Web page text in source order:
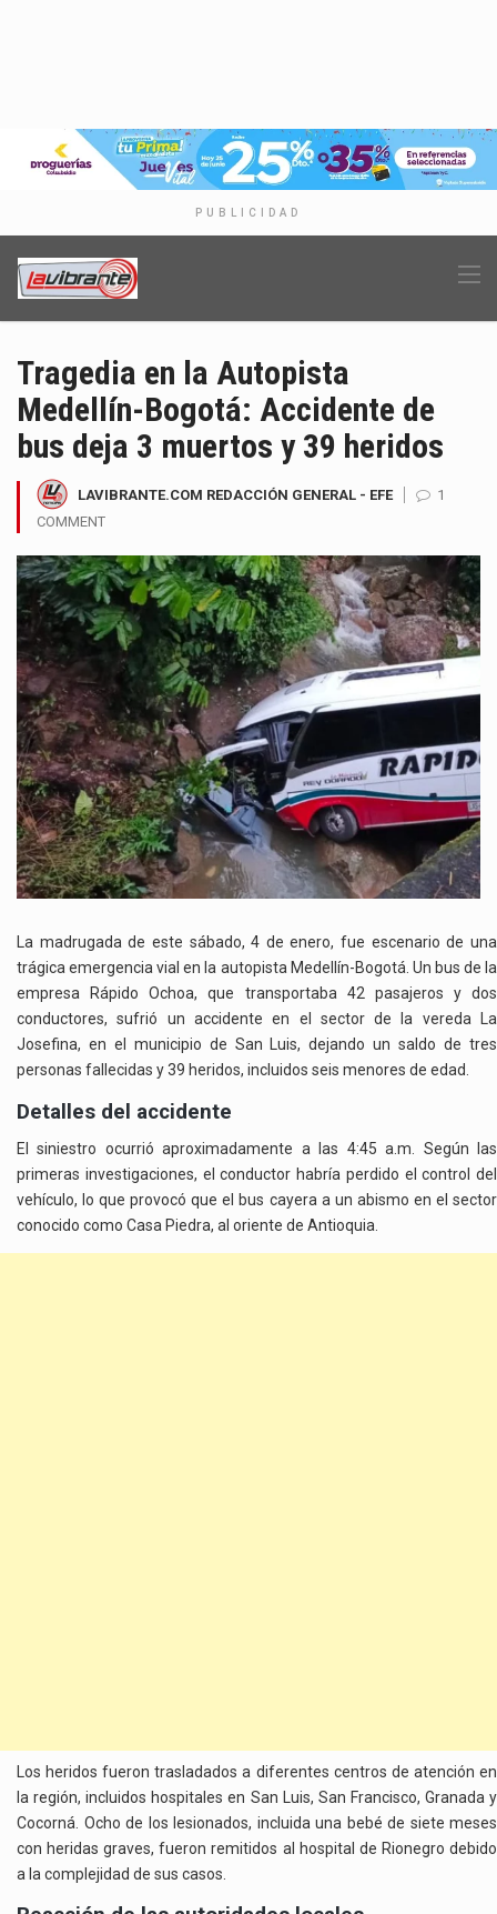
PUBLICIDAD
Tragedia en la Autopista
Medellín-Bogotá: Accidente de
bus deja 3 muertos y 39 heridos
LAVIBRANTE.COM REDACCIÓN GENERAL - EFE
1
COMMENT
La madrugada de este sábado, 4 de enero, fue escenario de una
trágica emergencia vial en la autopista Medellín-Bogotá. Un bus de la
empresa Rápido Ochoa, que transportaba 42 pasajeros y dos
conductores, sufrió un accidente en el sector de la vereda La
Josefina, en el municipio de San Luis, dejando un saldo de tres
personas fallecidas y 39 heridos, incluidos seis menores de edad.
Detalles del accidente
El siniestro ocurrió aproximadamente a las 4:45 a.m. Según las
primeras investigaciones, el conductor habría perdido el control del
vehículo, lo que provocó que el bus cayera a un abismo en el sector
conocido como Casa Piedra, al oriente de Antioquia.
Los heridos fueron trasladados a diferentes centros de atención en
la región, incluidos hospitales en San Luis, San Francisco, Granada y
Cocorná. Ocho de los lesionados, incluida una bebé de siete meses
con heridas graves, fueron remitidos al hospital de Rionegro debido
a la complejidad de sus casos.